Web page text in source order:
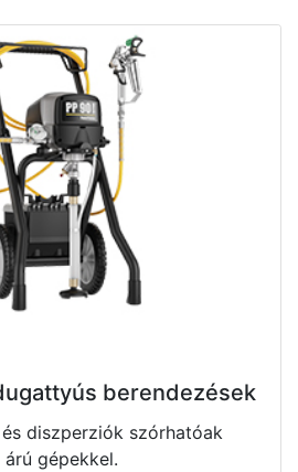
berendezések
diszperziók szórhatóak
gépekkel.